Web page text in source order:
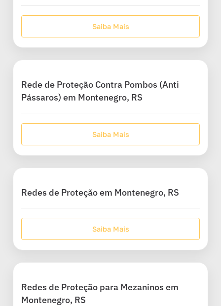
Saiba Mais
Rede de Proteção Contra Pombos (Anti
Pássaros) em Montenegro, RS
Saiba Mais
Redes de Proteção em Montenegro, RS
Saiba Mais
Redes de Proteção para Mezaninos em
Montenegro, RS